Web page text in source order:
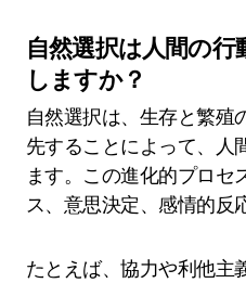
自然選択は人間の
しますか？
自然選択は、生存と繁殖
先することによって、人
ます。この進化的プロセ
ス、意思決定、感情的反
たとえば、協力や利他主